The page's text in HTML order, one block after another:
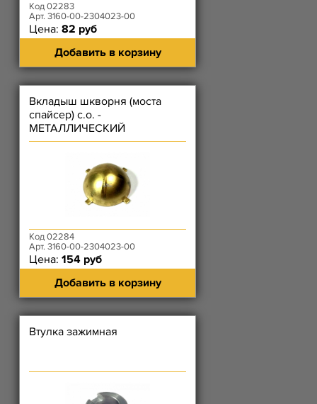
Код 02283
Арт. 3160-00-2304023-00
Цена: 82 руб
Добавить в корзину
Вкладыш шкворня (моста
спайсер) с.о. -
МЕТАЛЛИЧЕСКИЙ
Код 02284
Арт. 3160-00-2304023-00
Цена: 154 руб
Добавить в корзину
Втулка зажимная